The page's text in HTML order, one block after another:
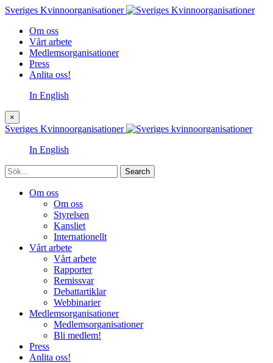
Sveriges Kvinnoorganisationer
Om oss
Vårt arbete
Medlemsorganisationer
Press
Anlita oss!
In English
×
Sveriges Kvinnoorganisationer
In English
Sök
Om oss
Om oss
Styrelsen
Kansliet
Internationellt
Vårt arbete
Vårt arbete
Rapporter
Remissvar
Debattartiklar
Webbinarier
Medlemsorganisationer
Medlemsorganisationer
Bli medlem!
Press
Anlita oss!